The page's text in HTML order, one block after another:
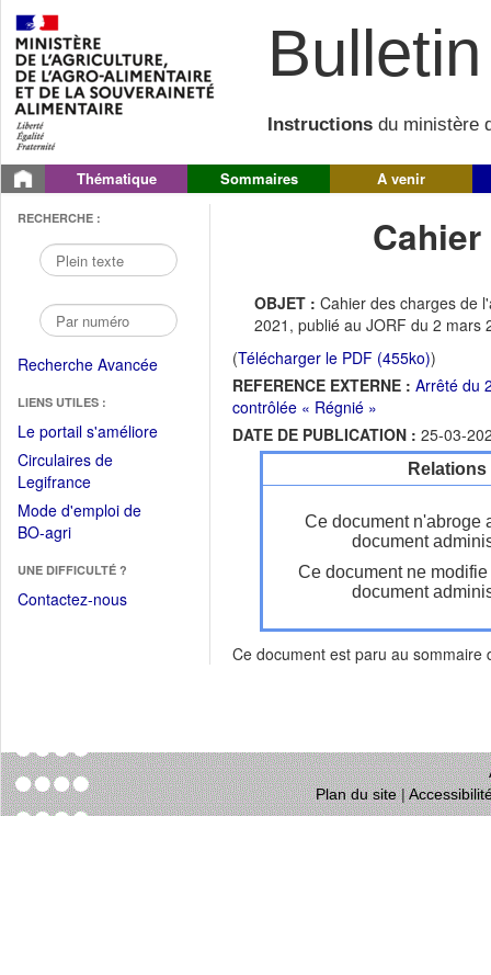
Instructions du ministère
Thématique Sommaires A venir
RECHERCHE :
Recherche Avancée
LIENS UTILES :
Le portail s'améliore(Fichier
Circulaires de
Legifrance(Ouvrir
dans
une
fenêtre)
Mode d'emploi de
BO-agri(Ouvrir
une
nouvelle
UNE DIFFICULTÉ ?
Contactez-nous
OBJET : Cahier des charges de
2021, publié au JORF du 2 mars
(Télécharger le PDF (455ko))
REFERENCE EXTERNE : Arrêté du
contrôlée « Régnié »
DATE DE PUBLICATION : 25-03-
Ce document n'abroge
document
Ce document ne
document
Ce document est paru au sommaire
Plan du site|